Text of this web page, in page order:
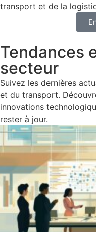
transport et de la
Tendances
secteur
Suivez les dernières
et du transport.
innovations
rester à jour.